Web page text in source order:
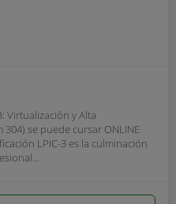
Virtualización y Alta
304) se puede cursar ONLINE
LPIC-3 es la culminación